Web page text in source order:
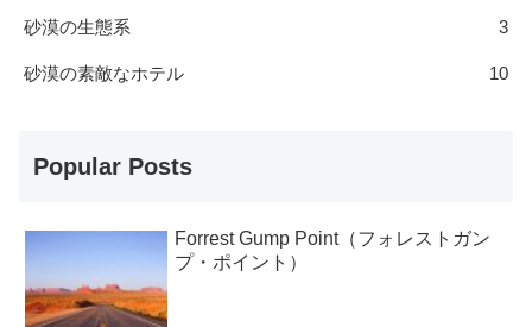
砂漠の生態系 3
砂漠の素敵なホテル 10
Popular Posts
Forrest Gump Point（フォレストガン
プ・ポイント）